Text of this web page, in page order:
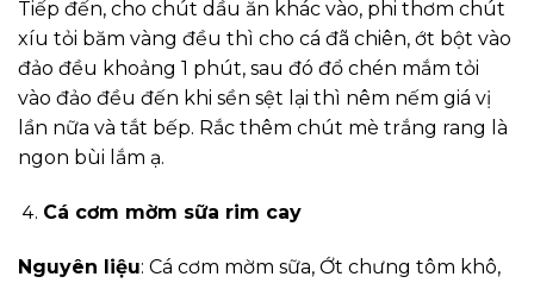
Tiếp đến, cho chút dầu ăn khác vào, phi thơm chút
xíu tỏi băm vàng đều thì cho cá đã chiên, ớt bột vào
đảo đều khoảng 1 phút, sau đó đổ chén mắm tỏi
vào đảo đều đến khi sền sệt lại thì nêm nếm giá vị
lần nữa và tắt bếp. Rắc thêm chút mè trắng rang là
ngon bùi lắm ạ.
Cá cơm mờm sữa rim cay
Nguyên liệu: Cá cơm mờm sữa, Ớt chưng tôm khô,